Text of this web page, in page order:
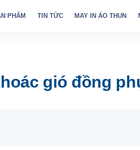
PHẨM TIN TỨC MAY IN ÁO THUN
gió đồng